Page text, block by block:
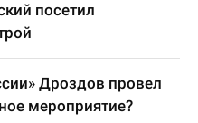
посетил
Дроздов провел
мероприятие?